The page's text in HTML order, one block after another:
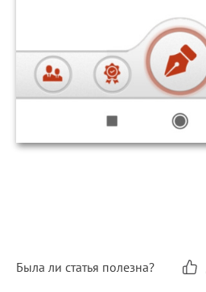
Была ли статья полезна?